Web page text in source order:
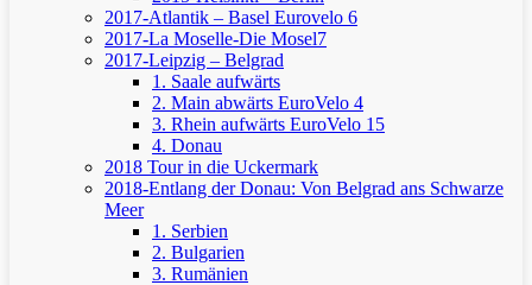
2017-Atlantik – Basel Eurovelo 6
2017-La Moselle-Die Mosel7
2017-Leipzig – Belgrad
1. Saale aufwärts
2. Main abwärts EuroVelo 4
3. Rhein aufwärts EuroVelo 15
4. Donau
2018 Tour in die Uckermark
2018-Entlang der Donau: Von Belgrad ans Schwarze
Meer
1. Serbien
2. Bulgarien
3. Rumänien